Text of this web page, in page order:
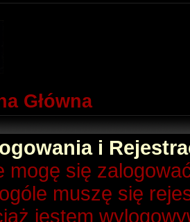
Główna
i
mogę się
muszę się
jestem